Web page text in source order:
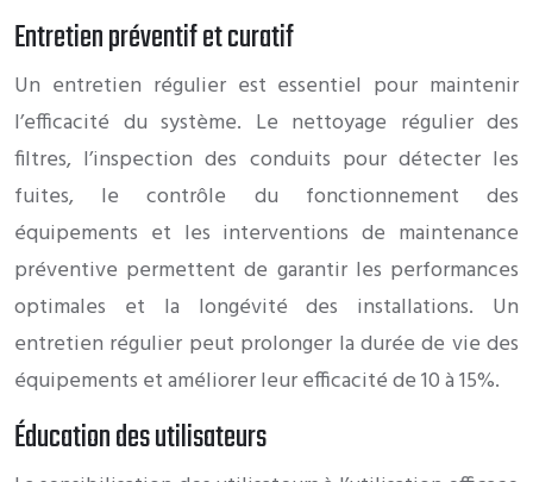
Entretien préventif et curatif
Un entretien régulier est essentiel pour maintenir
l’efficacité du système. Le nettoyage régulier des
filtres, l’inspection des conduits pour détecter les
fuites, le contrôle du fonctionnement des
équipements et les interventions de maintenance
préventive permettent de garantir les performances
optimales et la longévité des installations. Un
entretien régulier peut prolonger la durée de vie des
équipements et améliorer leur efficacité de 10 à 15%.
Éducation des utilisateurs